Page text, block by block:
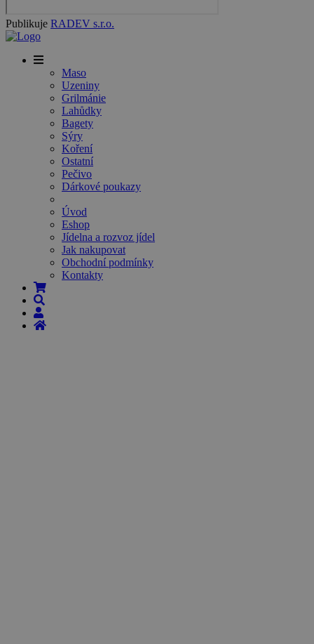
Publikuje RADEV s.r.o.
Maso
Uzeniny
Grilmánie
Lahůdky
Bagety
Sýry
Koření
Ostatní
Pečivo
Dárkové poukazy
Úvod
Eshop
Jídelna a rozvoz jídel
Jak nakupovat
Obchodní podmínky
Kontakty